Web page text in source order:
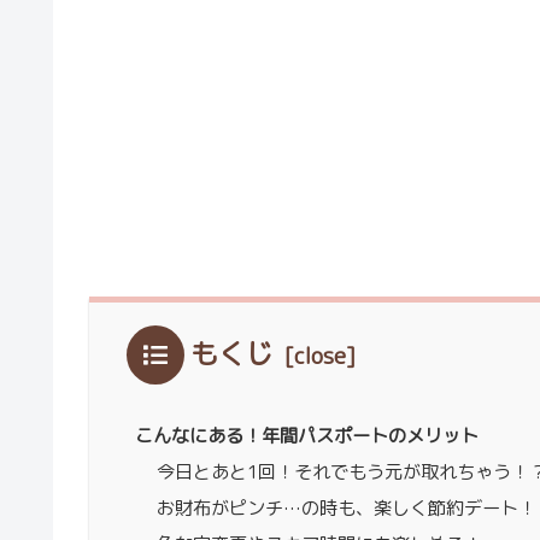
もくじ
こんなにある！年間パスポートのメリット
今日とあと1回！それでもう元が取れちゃう！
お財布がピンチ…の時も、楽しく節約デート！